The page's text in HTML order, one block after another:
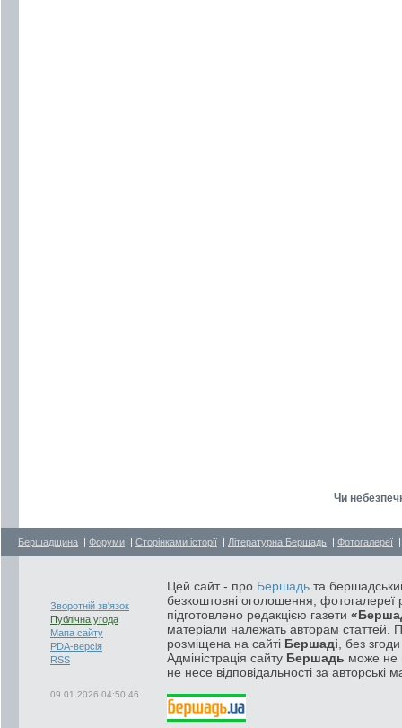
Чи
Бершадщина | Форуми | Сторінками історії | Літературна Бершадь | Фотогалереї
Зворотній зв'язок
Публічна угода
Мапа сайту
PDA-версія
RSS
09.01.2026 04:50:46
Цей сайт - про Бершадь та
безкоштовні оголошення, фотогалереї
підготовлено редакцією газети
матеріали належать авторам статтей.
розміщена на сайті Бершаді , без
Адміністрація сайту Бершадь може не
не несе відповідальності за авторські